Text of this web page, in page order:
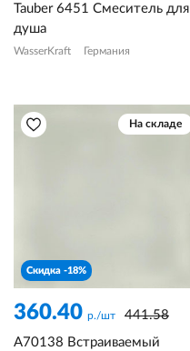
Tauber 6451 Смеситель для
душа
WasserKraft Германия
На складе
Скидка -18%
360.40 р./шт
441.58
A70138 Встраиваемый